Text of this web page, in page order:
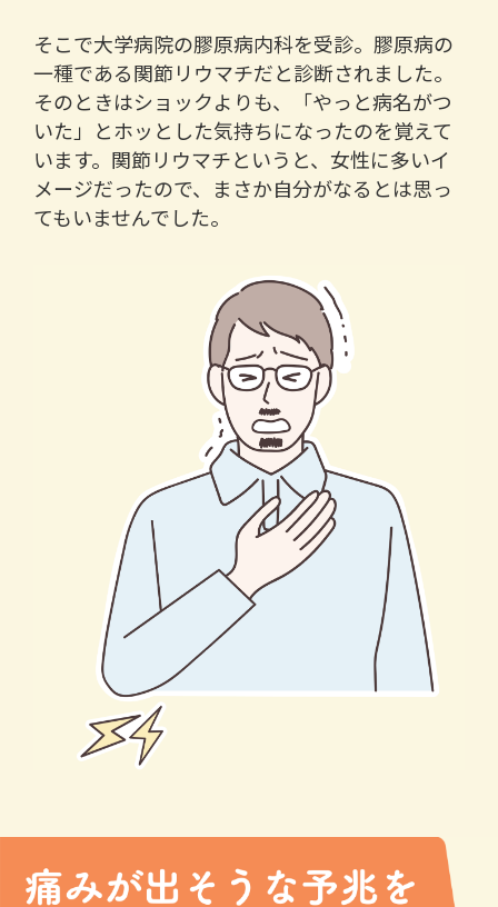
そこで大学病院の膠原病内科を受診。膠原病の
一種である関節リウマチだと診断されました。
そのときはショックよりも、「やっと病名がつ
いた」とホッとした気持ちになったのを覚えて
います。関節リウマチというと、女性に多いイ
メージだったので、まさか自分がなるとは思っ
てもいませんでした。